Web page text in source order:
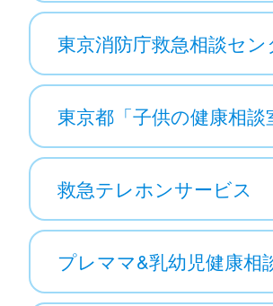
東京消防庁救急相談セ
東京都「子供の健康相
救急テレホンサービス
プレママ&乳幼児健康相